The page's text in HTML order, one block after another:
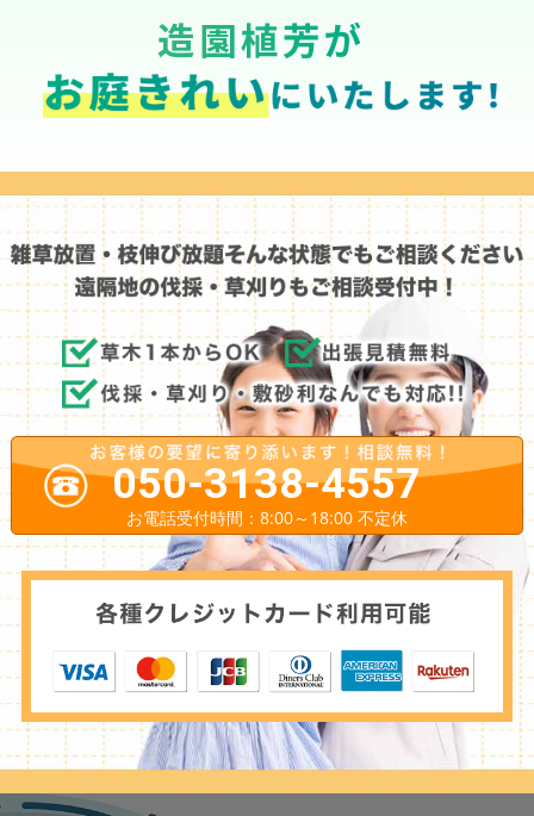
造園植芳が
050-3138-4557
お電話受付時間：8:00～18:00 不定休